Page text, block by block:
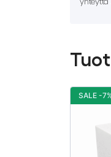
yhteyttä
SALE -